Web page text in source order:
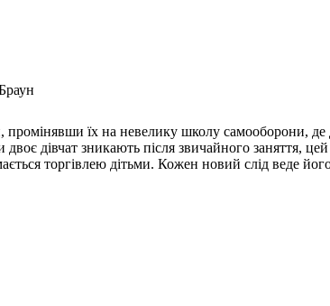
їх на невелику школу самооборони, де
дівчат зникають після звичайного заняття,
торгівлею дітьми. Кожен новий слід веде